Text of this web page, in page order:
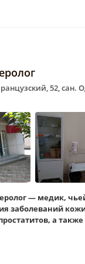
52, сан.
— медик,
заболеваний
а